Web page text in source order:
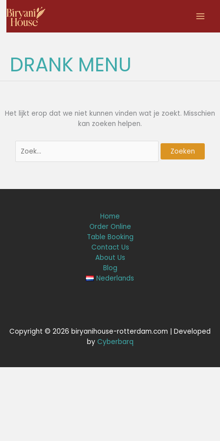
naar
inhoud
DRANK MENU
Het lijkt erop dat we niet kunnen vinden wat je zoekt. Misschien
kan zoeken helpen.
naar:
Home
Order Online
Table Booking
Contact Us
About Us
Blog
Nederlands
Copyright © 2026 biryanihouse-rotterdam.com | Developed
by Cyberbarq